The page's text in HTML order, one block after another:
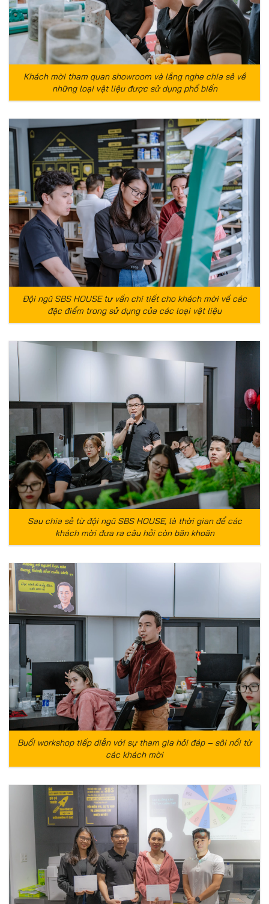
Khách mời tham quan showroom và lắng nghe chia sẻ về
những loại vật liệu được sử dụng phổ biến
Đội ngũ SBS HOUSE tư vấn chi tiết cho khách mời về các
đặc điểm trong sử dụng của các loại vật liệu
Sau chia sẻ từ đội ngũ SBS HOUSE, là thời gian để các
khách mời đưa ra câu hỏi còn băn khoăn
Buổi workshop tiếp diễn với sự tham gia hỏi đáp – sôi nổi từ
các khách mời